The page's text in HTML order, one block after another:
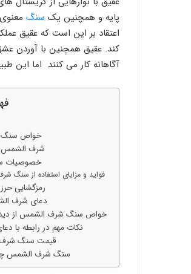
پایه و همچنین یک سنگ
اعتقاد بر این است که عقیق
کند. عقیق همچنین با آوردن
آگاهانه کار می کنند اما این
خواص
شرف الشمس
خصوصیات
فواید و مزایای استفاده از سنگ
دعای شرف
خواص سنگ شرف الشمس از
نکات مهم در رابطه با
قیمت سنگ
سنگ شرف الشمس